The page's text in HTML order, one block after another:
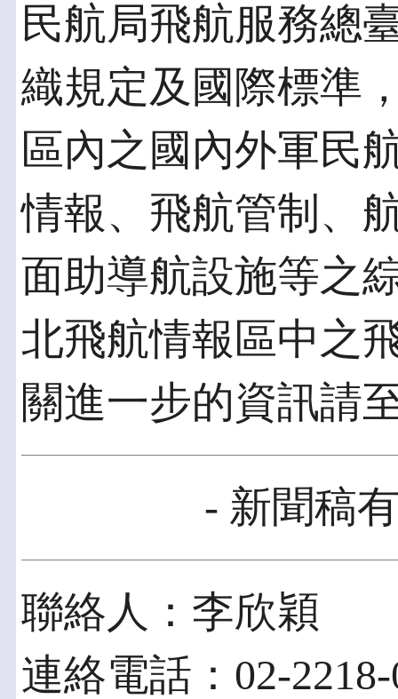
民航局飛航服務總
織規定及國際標準
區內之國內外軍民
情報、飛航管制、
面助導航設施等之
北飛航情報區中之
關進一步的資訊請
- 新聞稿
聯絡人：李欣穎
連絡電話：02-2218-